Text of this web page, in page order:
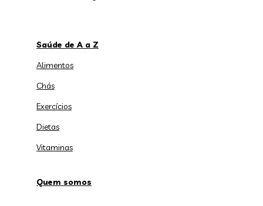
Saúde de A a Z
Alimentos
Chás
Exercícios
Dietas
Vitaminas
Quem somos